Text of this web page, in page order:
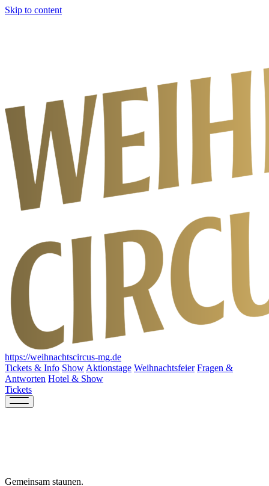
Skip to content
https://weihnachtscircus-mg.de
Tickets & Info Show Aktionstage Weihnachtsfeier Fragen &
Antworten Hotel & Show
Tickets
Gemeinsam staunen.